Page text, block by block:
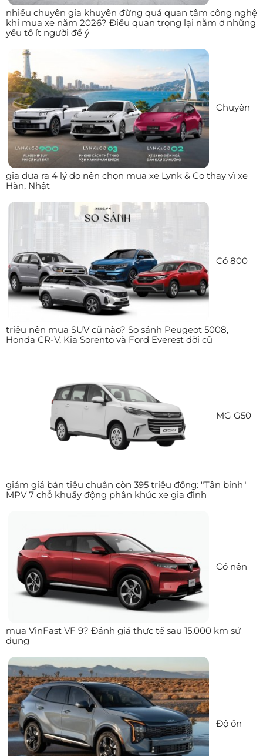
nhiều chuyên gia khuyên đừng quá quan tâm công nghệ
khi mua xe năm 2026? Điều quan trọng lại nằm ở những
yếu tố ít người để ý
Chuyên
gia đưa ra 4 lý do nên chọn mua xe Lynk & Co thay vì xe
Hàn, Nhật
Có 800
triệu nên mua SUV cũ nào? So sánh Peugeot 5008,
Honda CR-V, Kia Sorento và Ford Everest đời cũ
MG G50
giảm giá bản tiêu chuẩn còn 395 triệu đồng: "Tân binh"
MPV 7 chỗ khuấy động phân khúc xe gia đình
Có nên
mua VinFast VF 9? Đánh giá thực tế sau 15.000 km sử
dụng
Độ ồn